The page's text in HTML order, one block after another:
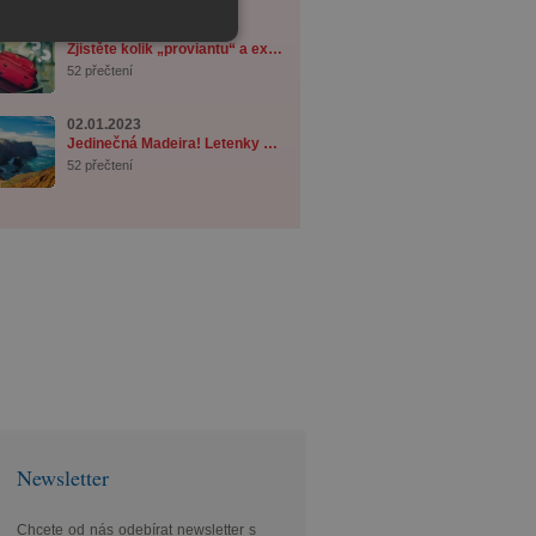
Zjistěte kolik „proviantu“ a exotického tab ...
52 přečtení
02.01.2023
Jedinečná Madeira! Letenky z Prahy od 3 890 ...
52 přečtení
Newsletter
Chcete od nás odebírat newsletter s